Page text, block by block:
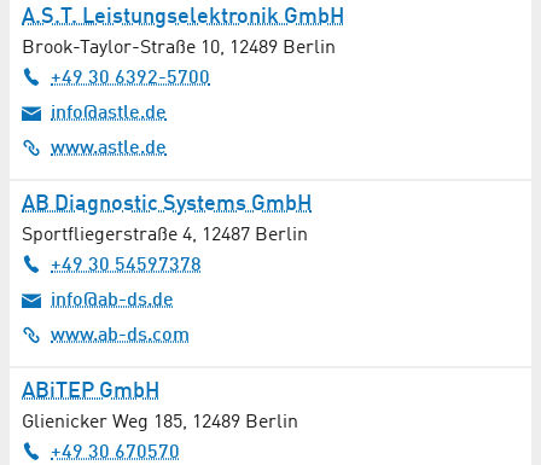
Autovermietung / Autohaus / KFZ-Werkstatt
Bäckerei
Bau und Ausbau / Handwerk
Baustoffhandel
Bauwesen
Bezirksämter
A.S.T. Leistungselektronik GmbH
Brook-Taylor-Straße 10, 12489 Berlin
+49 30 6392-5700
info@astle.de
www.astle.de
AB Diagnostic Systems GmbH
Sportfliegerstraße 4, 12487 Berlin
+49 30 54597378
info@ab-ds.de
www.ab-ds.com
ABiTEP GmbH
Glienicker Weg 185, 12489 Berlin
+49 30 670570